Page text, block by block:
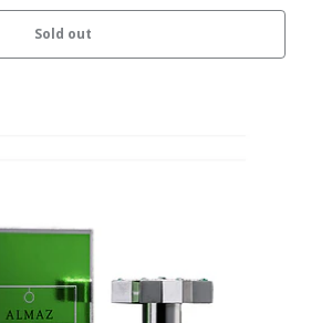
Sold out